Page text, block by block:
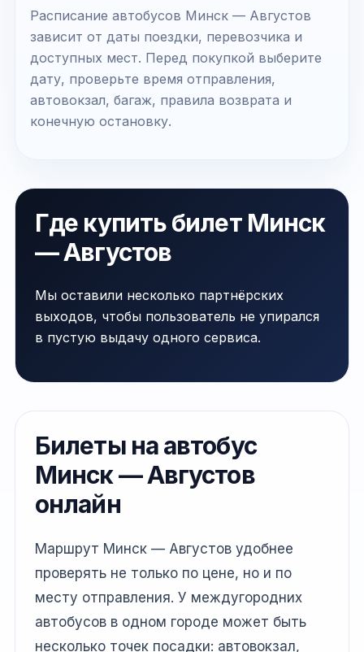
Расписание автобусов Минск — Августов
зависит от даты поездки, перевозчика и
доступных мест. Перед покупкой выберите
дату, проверьте время отправления,
автовокзал, багаж, правила возврата и
конечную остановку.
Где купить билет Минск
— Августов
Мы оставили несколько партнёрских
выходов, чтобы пользователь не упирался
в пустую выдачу одного сервиса.
Билеты на автобус
Минск — Августов
онлайн
Маршрут Минск — Августов удобнее
проверять не только по цене, но и по
месту отправления. У междугородних
автобусов в одном городе может быть
несколько точек посадки: автовокзал,